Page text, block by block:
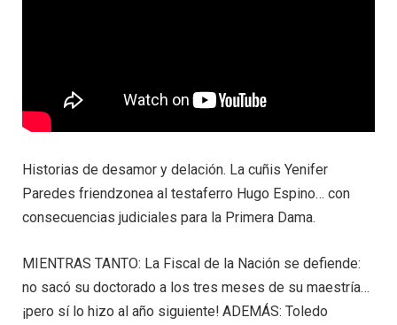
Historias de desamor y delación. La cuñis Yenifer
Paredes friendzonea al testaferro Hugo Espino… con
consecuencias judiciales para la Primera Dama.
MIENTRAS TANTO: La Fiscal de la Nación se defiende:
no sacó su doctorado a los tres meses de su maestría…
¡pero sí lo hizo al año siguiente! ADEMÁS: Toledo